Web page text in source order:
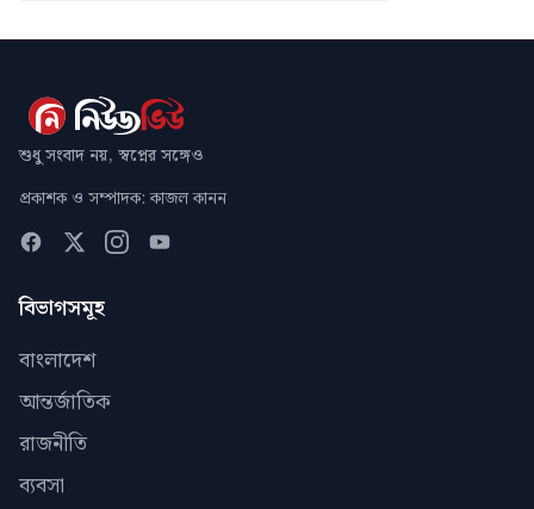
শুধু সংবাদ নয়, স্বপ্নের সঙ্গেও
প্রকাশক ও সম্পাদক: কাজল কানন
বিভাগসমূহ
বাংলাদেশ
আন্তর্জাতিক
রাজনীতি
ব্যবসা